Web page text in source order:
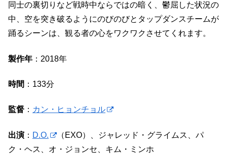
同士の裏切りなど戦時中ならではの暗く、鬱屈した状況の
中、空を突き破るようにのびのびとタップダンスチームが
踊るシーンは、観る者の心をワクワクさせてくれます。
製作年 ：2018年
時間 ：133分
監督 ： カン・ヒョンチョル
出演 ： D.O.
（EXO）、ジャレッド・グライムス、パ
ク・ヘス、オ・ジョンセ、キム・ミンホ